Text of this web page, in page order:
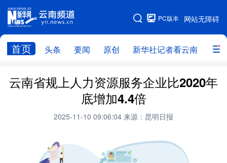
网站无障碍
PC版本
首页 头条 要闻 原创 新华社记者看云南 政务
网站地图
头条 云南要闻 本网原创
政务
云南省领导报道集
教育
州市
社会
图片
云南省规上人力资源服务企业比2020年
底增加4.4倍
2025-11-10 09:06:04 来源：昆明日报